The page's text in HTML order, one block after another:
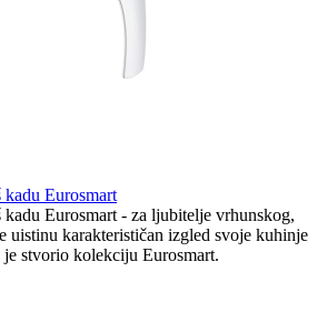
Eurosmart
Eurosmart - za ljubitelje vrhunskog,
uistinu karakterističan izgled svoje kuhinje
stvorio kolekciju Eurosmart.